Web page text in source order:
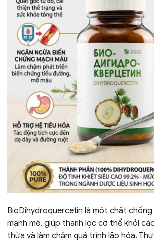
BioDihydroquercetin là một chất chống
mạnh mẽ, giúp thanh lọc cơ thể khỏi
thừa và làm chậm quá trình lão hóa.